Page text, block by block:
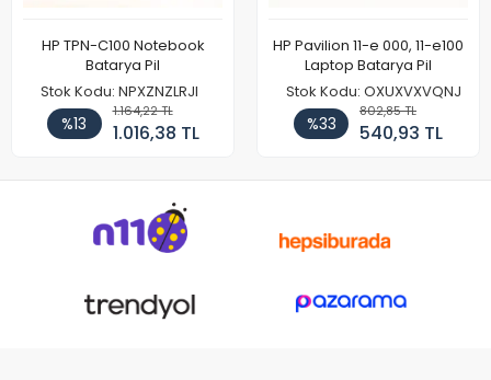
HP TPN-C100 Notebook
Batarya Pil
Stok Kodu: NPXZNZLRJI
%13
1.164,22 TL
1.016,38 TL
HP Pavilion 11-e 000, 11-e100
Laptop Batarya Pil
Stok Kodu: OXUXVXVQNJ
%33
802,85 TL
540,93 TL